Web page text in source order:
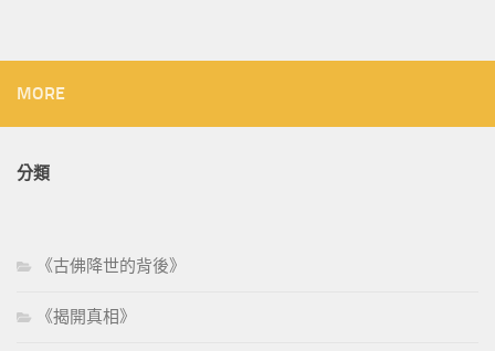
MORE
分類
《古佛降世的背後》
《揭開真相》